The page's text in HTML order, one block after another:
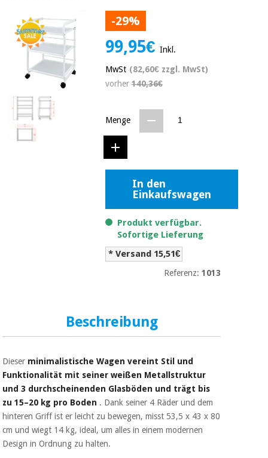
Angebote
Fisaude
Tech
chinesische
medizin
Klinische
möbel
Therapeutische
schränke
Essentielles
Sanitärkleiderschränke
Orthopädie
Chirurgische
instrumente
(ausverkauf)
Nachricht
Outlet
ausrüstung
Traditionelle
chinesische
medizin
Klinische
möbel
Sport
und
spiele
Sanitärkleiderschränke
-29%
99,95€ Inkl.
MwSt (82,60€ zzgl. MwSt)
vorher140,36€
Menge
In den
Einkaufswagen
Produkt verfügbar.
Sofortige Lieferung
* Versand 15,51€
Referenz: 1013
Beschreibung
Dieser minimalistische Wagen vereint Stil und
Funktionalität mit seiner weißen Metallstruktur
und 3 durchscheinenden Glasböden und trägt bis
zu 15–20 kg pro Boden . Dank seiner 4 Räder und dem
hinteren Griff ist er leicht zu bewegen, misst 53,5 x 43 x 80
cm und wiegt 14 kg, ideal, um alles in einem modernen
Design in Ordnung zu halten.